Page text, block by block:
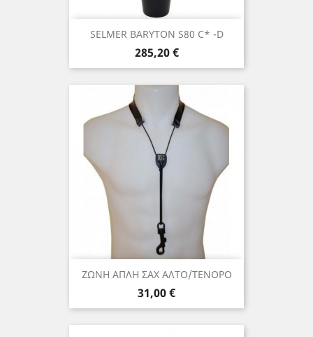
SELMER BARYTON S80 C* -D
Τιμή
285,20 €
ΖΩΝΗ ΑΠΛΗ ΣΑΧ ΑΛΤΟ/ΤΕΝΟΡΟ
Τιμή
31,00 €